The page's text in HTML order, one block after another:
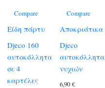
Compare
Είδη πάρτυ
Djeco 160
αυτοκόλλητα
σε 4
καρτέλες
Compare
Αποκριάτικα
Djeco
αυτοκόλλητα
νυχιών
6,90€